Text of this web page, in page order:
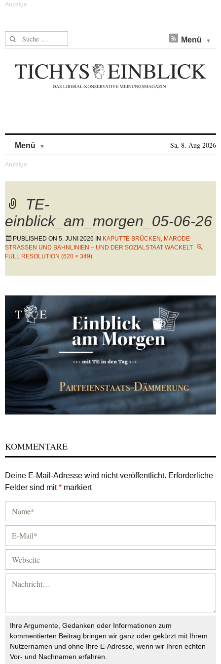
Suche nach: Menü
Menü Sa, 8. Aug 2026
TE-
einblick_am_morgen_05-06-26
PUBLISHED ON 5. JUNI 2026 IN KAPUTTE BRÜCKEN, MARODE
STRASSEN UND BAHNLINIEN – UND DER SOZIALSTAAT WACKELT
FULL RESOLUTION (620 × 349)
KOMMENTARE
Deine E-Mail-Adresse wird nicht veröffentlicht. Erforderliche
Felder sind mit* markiert
Ihre Argumente, Gedanken oder Informationen zum
kommentierten Beitrag bringen wir ganz oder gekürzt mit Ihrem
Nutzernamen und ohne Ihre E-Adresse, wenn wir Ihren echten
Vor- und Nachnamen erfahren.